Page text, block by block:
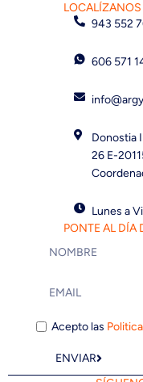
LOCALÍZANOS
943 552
606 571
Donostia
26 E-
Lunes a
PONTE AL DÍA
Acepto las
ENVIAR